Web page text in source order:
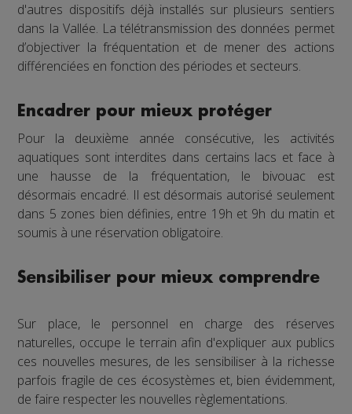
d'autres dispositifs déjà installés sur plusieurs sentiers
dans la Vallée. La télétransmission des données permet
d’objectiver la fréquentation et de mener des actions
différenciées en fonction des périodes et secteurs.
Encadrer pour mieux protéger
Pour la deuxième année consécutive, les activités
aquatiques sont interdites dans certains lacs et face à
une hausse de la fréquentation, le bivouac est
désormais encadré. Il est désormais autorisé seulement
dans 5 zones bien définies, entre 19h et 9h du matin et
soumis à une réservation obligatoire.
Sensibiliser pour mieux comprendre
Sur place, le personnel en charge des réserves
naturelles, occupe le terrain afin d'expliquer aux publics
ces nouvelles mesures, de les sensibiliser à la richesse
parfois fragile de ces écosystèmes et, bien évidemment,
de faire respecter les nouvelles règlementations.